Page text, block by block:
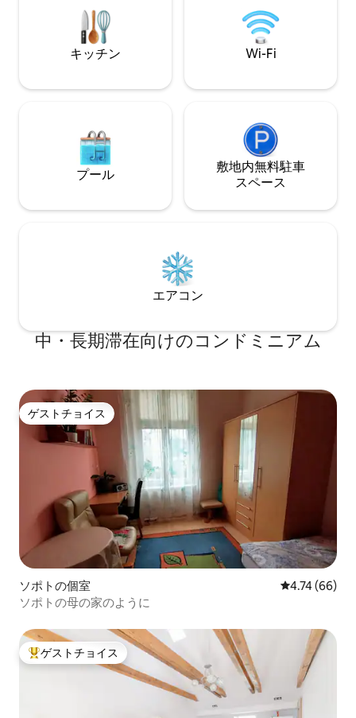
を提供しています。 近くにはピッツェリ
ア、ケバブ、ハンバーガー、ケンタッキ
ーフライドチキンがあります。
えた設備の整った
要なランドマーク
ら徒歩数分です。
キッチン Wi-Fi
プール
敷地内無料駐⁠車
ス⁠ペ⁠ー⁠ス
エアコン
中・長期滞在向けのコンドミニアム
ゲストチョイス
ゲストチョイス
ソポトの個室 レビュー66
4.74 (66)
ソポトの母の家のように
大好評のゲストチョイスです。
ゲストチョイス